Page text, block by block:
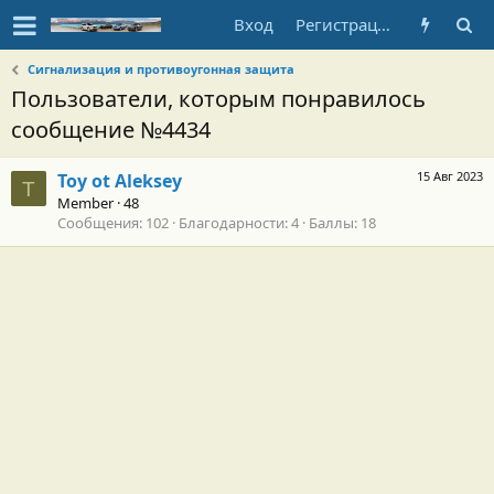
Вход Регистрация
Сигнализация и противоугонная защита
Пользователи, которым понравилось
сообщение №4434
T
15 Авг 2023
Toy ot Aleksey
Member ·48
Сообщения 102 Благодарности 4 Баллы 18